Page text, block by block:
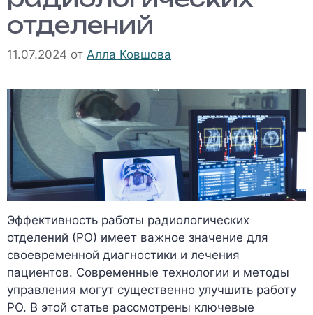
отделений
11.07.2024 от Алла Ковшова
Эффективность работы радиологических
отделений (РО) имеет важное значение для
своевременной диагностики и лечения
пациентов. Современные технологии и методы
управления могут существенно улучшить работу
РО. В этой статье рассмотрены ключевые